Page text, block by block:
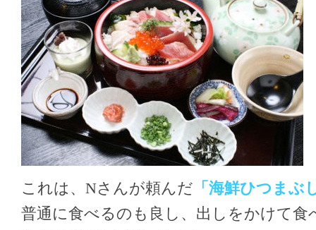
これは、Nさんが頼んだ 「海鮮ひつまぶ
普通に食べるのも良し、出しをかけて食